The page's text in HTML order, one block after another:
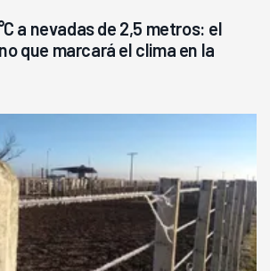
a nevadas de 2,5 metros: el
que marcará el clima en la